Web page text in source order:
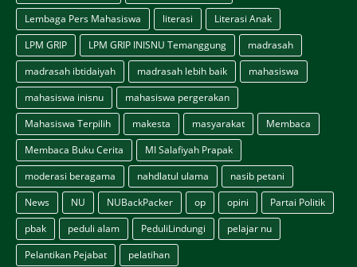
Lembaga Pers Mahasiswa
literasi
Literasi Anak
LPM GRIP
LPM GRIP INISNU Temanggung
madrasah
madrasah ibtidaiyah
madrasah lebih baik
mahasiswa
mahasiswa inisnu
mahasiswa pergerakan
Mahasiswa Terpilih
makesta masyarakat
Membaca
Membaca Buku Cerita
MI Salafiyah Prapak
moderasi beragama
nahdlatul ulama
nasib petani
News
NU NUBackPacker op opini
Partai Politik
pbak
peduli alam PeduliLindungi
pelajar nu
Pelantikan Pejabat
pelatihan